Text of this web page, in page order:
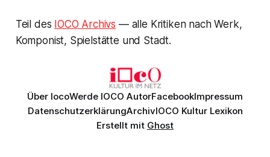
Teil des IOCO Archivs — alle Kritiken nach Werk,
Komponist, Spielstätte und Stadt.
Über IocoWerde IOCO AutorFacebookImpressum
DatenschutzerklärungArchivIOCO Kultur Lexikon
Erstellt mit Ghost